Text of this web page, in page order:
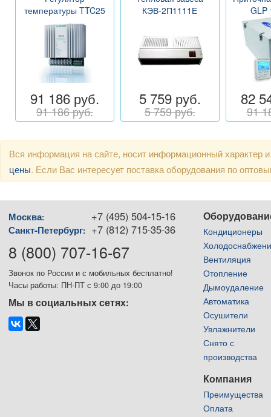
температуры TTC25
91 186 руб.
91 186 руб.
КЭВ-2П1111Е
5 759 руб.
5 759 руб.
GLP
82
91
Вся информация на сайте, носит информационный
цены. Если Вас интересует поставка оборудования по
Москва: +7 (495) 504-15-16
Санкт-Петербург: +7 (812) 715-35-36
8 (800) 707-16-67
Звонок по России и с мобильных бесплатно!
Часы работы: ПН-ПТ с 9:00 до 19:00
Мы в социальных сетях:
Кондиционеры
Вентиляция
Отопление
Дымоудаление
Автоматика
Осушители
Увлажнители
Снято с
производства
Компания
Преимущества
Оплата